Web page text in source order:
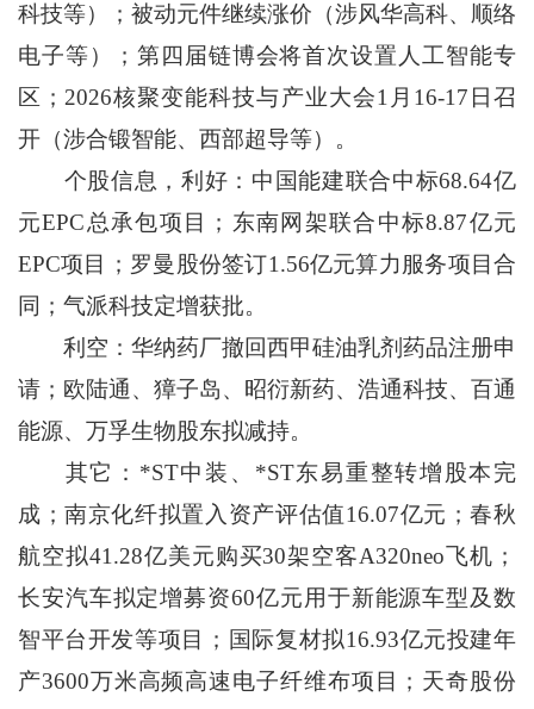
科技等）；被动元件继续涨价（涉风华高科、顺络
电子等）；第四届链博会将首次设置人工智能专
区；2026核聚变能科技与产业大会1月16-17日召
开（涉合锻智能、西部超导等）。
个股信息，利好：中国能建联合中标68.64亿
元EPC总承包项目；东南网架联合中标8.87亿元
EPC项目；罗曼股份签订1.56亿元算力服务项目合
同；气派科技定增获批。
利空：华纳药厂撤回西甲硅油乳剂药品注册申
请；欧陆通、獐子岛、昭衍新药、浩通科技、百通
能源、万孚生物股东拟减持。
其它：*ST中装、*ST东易重整转增股本完
成；南京化纤拟置入资产评估值16.07亿元；春秋
航空拟41.28亿美元购买30架空客A320neo飞机；
长安汽车拟定增募资60亿元用于新能源车型及数
智平台开发等项目；国际复材拟16.93亿元投建年
产3600万米高频高速电子纤维布项目；天奇股份